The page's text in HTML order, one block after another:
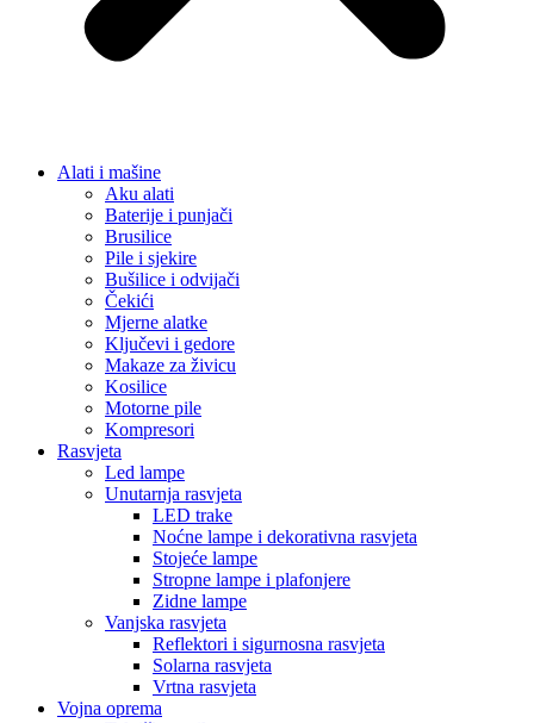
Alati i mašine
Aku alati
Baterije i punjači
Brusilice
Pile i sjekire
Bušilice i odvijači
Čekići
Mjerne alatke
Ključevi i gedore
Makaze za živicu
Kosilice
Motorne pile
Kompresori
Rasvjeta
Led lampe
Unutarnja rasvjeta
LED trake
Noćne lampe i dekorativna rasvjeta
Stojeće lampe
Stropne lampe i plafonjere
Zidne lampe
Vanjska rasvjeta
Reflektori i sigurnosna rasvjeta
Solarna rasvjeta
Vrtna rasvjeta
Vojna oprema